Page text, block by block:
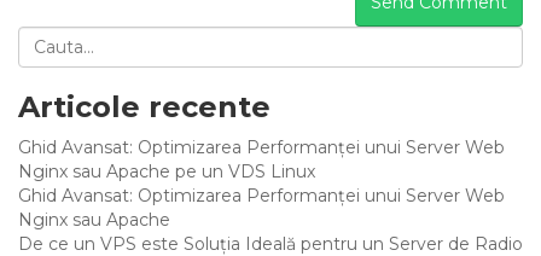
Articole recente
Ghid Avansat: Optimizarea Performanței unui Server Web
Nginx sau Apache pe un VDS Linux
Ghid Avansat: Optimizarea Performanței unui Server Web
Nginx sau Apache
De ce un VPS este Soluția Ideală pentru un Server de Radio